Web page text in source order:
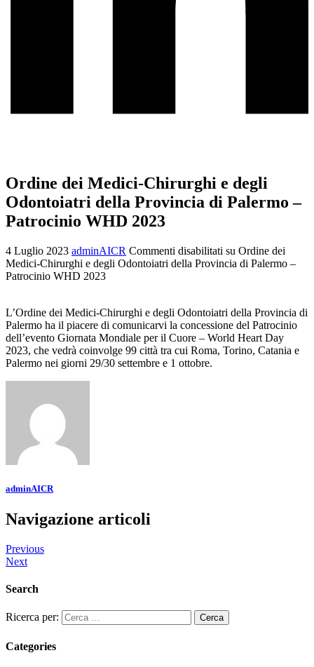
Ordine dei Medici-Chirurghi e degli
Odontoiatri della Provincia di Palermo –
Patrocinio WHD 2023
4 Luglio 2023 adminAICR Commenti disabilitati su Ordine dei
Medici-Chirurghi e degli Odontoiatri della Provincia di Palermo –
Patrocinio WHD 2023
L’Ordine dei Medici-Chirurghi e degli Odontoiatri della Provincia di
Palermo ha il piacere di comunicarvi la concessione del Patrocinio
dell’evento Giornata Mondiale per il Cuore – World Heart Day
2023, che vedrà coinvolge 99 città tra cui Roma, Torino, Catania e
Palermo nei giorni 29/30 settembre e 1 ottobre.
adminAICR
Navigazione articoli
Previous
Next
Search
Ricerca per:
Categories